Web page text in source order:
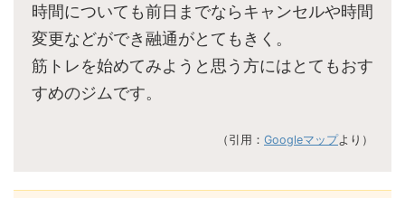
時間についても前日までならキャンセルや時間
変更などができ融通がとてもきく。
筋トレを始めてみようと思う方にはとてもおす
すめのジムです。
（引用： Googleマップより）